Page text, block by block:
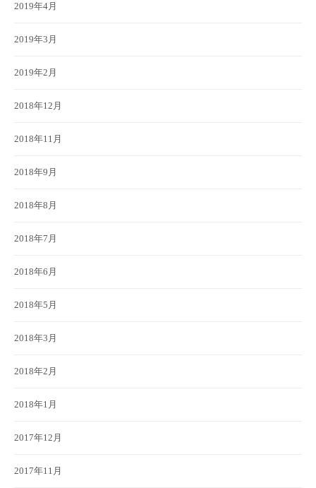
2019年4月
2019年3月
2019年2月
2018年12月
2018年11月
2018年9月
2018年8月
2018年7月
2018年6月
2018年5月
2018年3月
2018年2月
2018年1月
2017年12月
2017年11月